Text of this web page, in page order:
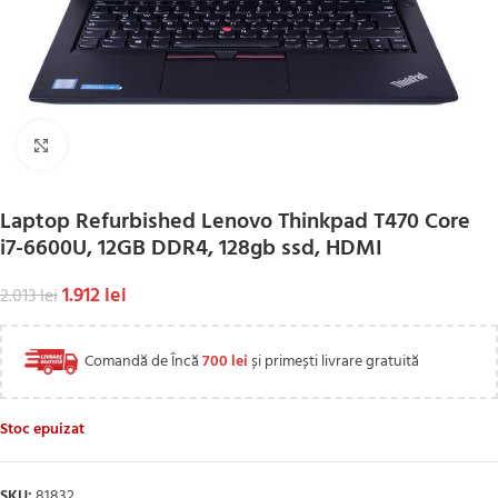
Laptop Refurbished Lenovo Thinkpad T470 Core
i7-6600U, 12GB DDR4, 128gb ssd, HDMI
2.013lei1.912lei
Comandă de Încă700 leiși primești livrare gratuită
Stoc epuizat